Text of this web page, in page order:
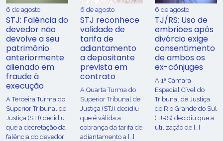
6 de agosto
STJ: Falência do
devedor não
devolve a seu
patrimônio
anteriormente
alienado em
fraude à
execução
A Terceira Turma do
Superior Tribunal de
Justiça (STJ) decidiu
que a decretação da
falência do devedor
6 de agosto
STJ reconhece
validade de
tarifa de
adiantamento
a depositante
prevista em
contrato
A Quarta Turma do
Superior Tribunal de
Justiça (STJ) decidiu
que é válida a
cobrança da tarifa de
adiantamento a […]
6 de agosto
TJ/RS: Uso de
embriões após
divórcio exige
consentimento
de ambos os
ex-cônjuges
A 1ª Câmara
Especial Cível do
Tribunal de Justiça
do Rio Grande do Sul
(TJRS) decidiu que a
utilização de […]